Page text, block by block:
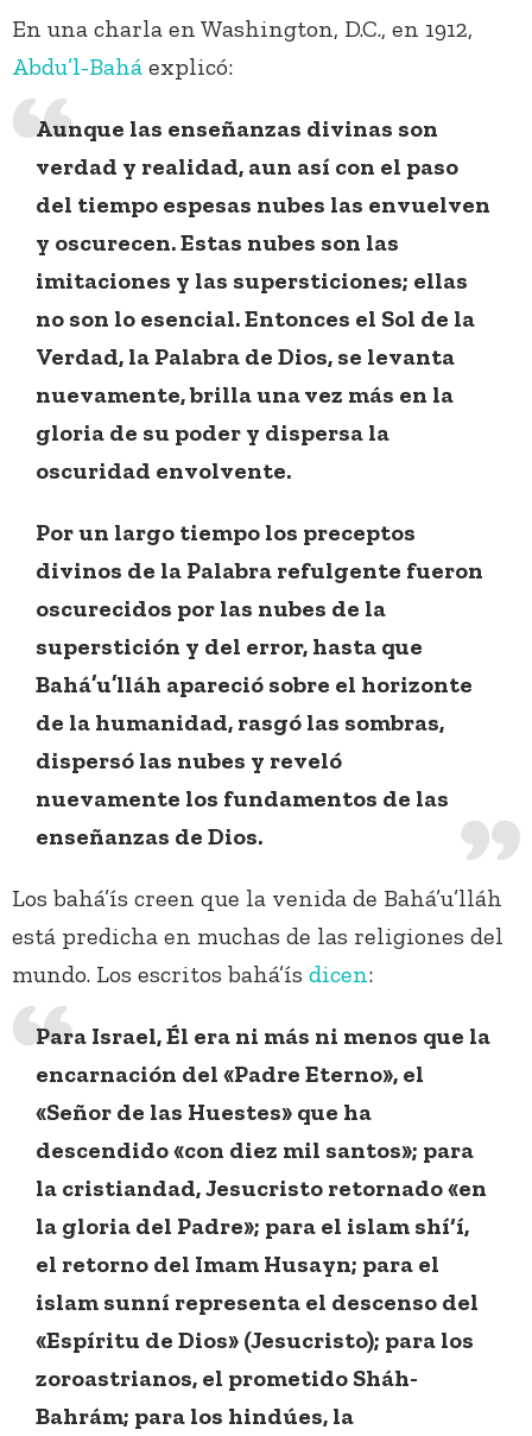
En una charla en Washington, D.C., en 1912,
Abdu’l-Bahá explicó:
Aunque las enseñanzas divinas son
verdad y realidad, aun así con el paso
del tiempo espesas nubes las envuelven
y oscurecen. Estas nubes son las
imitaciones y las supersticiones; ellas
no son lo esencial. Entonces el Sol de la
Verdad, la Palabra de Dios, se levanta
nuevamente, brilla una vez más en la
gloria de su poder y dispersa la
oscuridad envolvente.
Por un largo tiempo los preceptos
divinos de la Palabra refulgente fueron
oscurecidos por las nubes de la
superstición y del error, hasta que
Bahá’u’lláh apareció sobre el horizonte
de la humanidad, rasgó las sombras,
dispersó las nubes y reveló
nuevamente los fundamentos de las
enseñanzas de Dios.
Los bahá’ís creen que la venida de Bahá’u’lláh
está predicha en muchas de las religiones del
mundo. Los escritos bahá’ís dicen:
Para Israel, Él era ni más ni menos que la
encarnación del «Padre Eterno», el
«Señor de las Huestes» que ha
descendido «con diez mil santos»; para
la cristiandad, Jesucristo retornado «en
la gloria del Padre»; para el islam shí‘í,
el retorno del Imam Husayn; para el
islam sunní representa el descenso del
«Espíritu de Dios» (Jesucristo); para los
zoroastrianos, el prometido Sháh-
Bahrám; para los hindúes, la